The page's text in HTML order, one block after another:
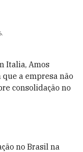
.
Italia, Amos
a empresa não
consolidação no
no Brasil na